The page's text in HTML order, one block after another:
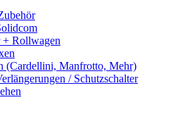
Rollwagen
(Cardellini, Manfrotto, Mehr)
/ Schutzschalter